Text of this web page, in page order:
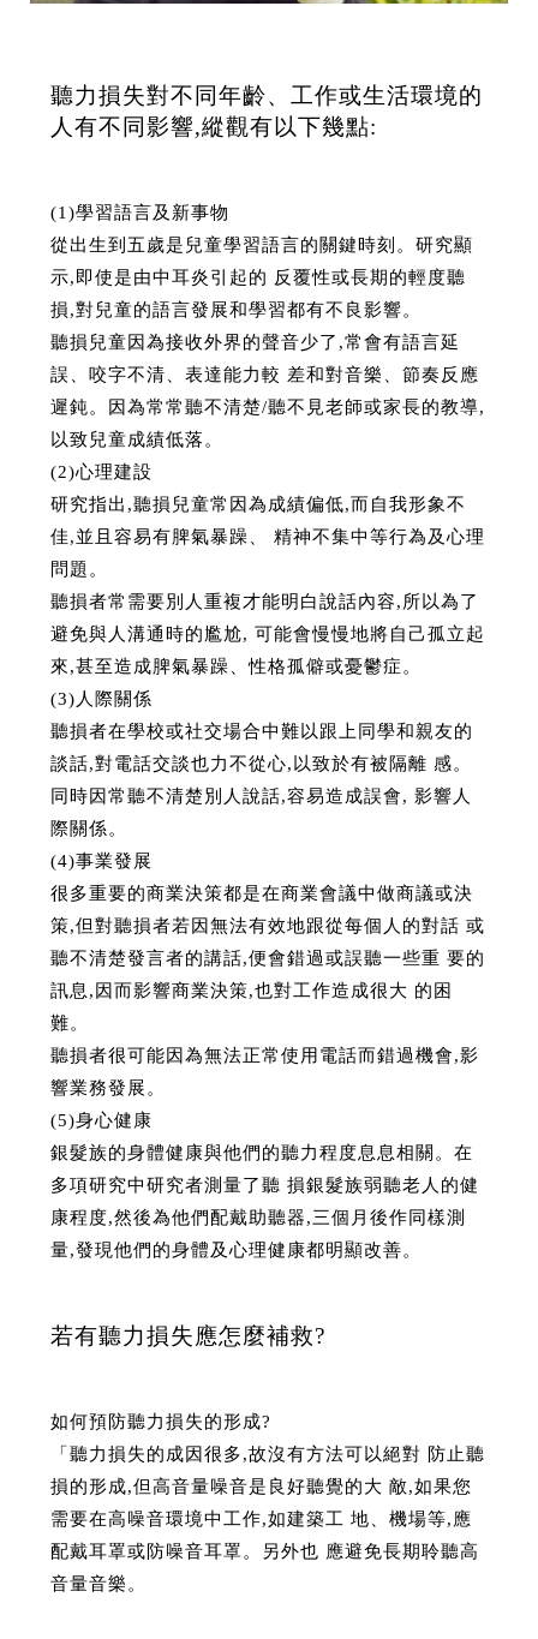
聽力損失對不同年齡、工作或生活環境的
人有不同影響,縱觀有以下幾點:
(1)學習語言及新事物
從出生到五歲是兒童學習語言的關鍵時刻。研究顯
示,即使是由中耳炎引起的 反覆性或長期的輕度聽
損,對兒童的語言發展和學習都有不良影響。
聽損兒童因為接收外界的聲音少了,常會有語言延
誤、咬字不清、表達能力較 差和對音樂、節奏反應
遲鈍。因為常常聽不清楚/聽不見老師或家長的教導,
以致兒童成績低落。
(2)心理建設
研究指出,聽損兒童常因為成績偏低,而自我形象不
佳,並且容易有脾氣暴躁、 精神不集中等行為及心理
問題。
聽損者常需要別人重複才能明白說話內容,所以為了
避免與人溝通時的尷尬, 可能會慢慢地將自己孤立起
來,甚至造成脾氣暴躁、性格孤僻或憂鬱症。
(3)人際關係
聽損者在學校或社交場合中難以跟上同學和親友的
談話,對電話交談也力不從心,以致於有被隔離 感。
同時因常聽不清楚別人說話,容易造成誤會, 影響人
際關係。
(4)事業發展
很多重要的商業決策都是在商業會議中做商議或決
策,但對聽損者若因無法有效地跟從每個人的對話 或
聽不清楚發言者的講話,便會錯過或誤聽一些重 要的
訊息,因而影響商業決策,也對工作造成很大 的困
難。
聽損者很可能因為無法正常使用電話而錯過機會,影
響業務發展。
(5)身心健康
銀髮族的身體健康與他們的聽力程度息息相關。在
多項研究中研究者測量了聽 損銀髮族弱聽老人的健
康程度,然後為他們配戴助聽器,三個月後作同樣測
量,發現他們的身體及心理健康都明顯改善。
若有聽力損失應怎麼補救?
如何預防聽力損失的形成?
「聽力損失的成因很多,故沒有方法可以絕對 防止聽
損的形成,但高音量噪音是良好聽覺的大 敵,如果您
需要在高噪音環境中工作,如建築工 地、機場等,應
配戴耳罩或防噪音耳罩。另外也 應避免長期聆聽高
音量音樂。